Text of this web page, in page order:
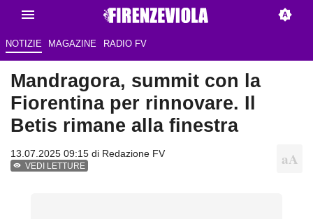
NOTIZIE MAGAZINE RADIO FV
Mandragora, summit con la
Fiorentina per rinnovare. Il
Betis rimane alla finestra
13.07.2025 09:15 di Redazione FV
VEDI LETTURE